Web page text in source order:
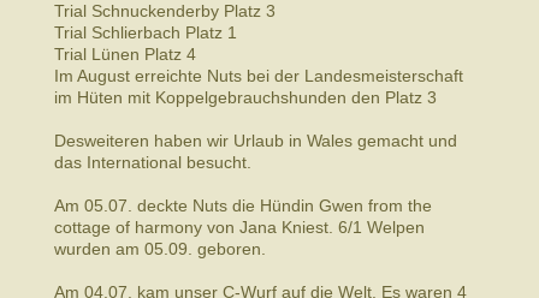
Trial Schnuckenderby Platz 3
Trial Schlierbach Platz 1
Trial Lünen Platz 4
Im August erreichte Nuts bei der Landesmeisterschaft
im Hüten mit Koppelgebrauchshunden den Platz 3
Desweiteren haben wir Urlaub in Wales gemacht und
das International besucht.
Am 05.07. deckte Nuts die Hündin Gwen from the
cottage of harmony von Jana Kniest. 6/1 Welpen
wurden am 05.09. geboren.
Am 04.07. kam unser C-Wurf auf die Welt. Es waren 4